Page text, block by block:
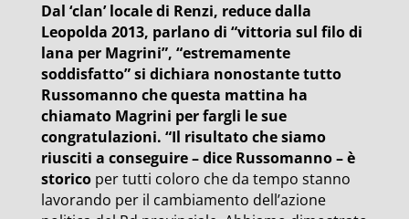
Dal ‘clan’ locale di Renzi, reduce dalla
Leopolda 2013, parlano di “vittoria sul filo di
lana per Magrini”, “estremamente
soddisfatto” si dichiara nonostante tutto
Russomanno che questa mattina ha
chiamato Magrini per fargli le sue
congratulazioni. “Il risultato che siamo
riusciti a conseguire – dice Russomanno – è
storicoper tutti coloro che da tempo stanno
lavorando per il cambiamento dell’azione